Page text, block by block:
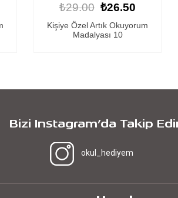
₺29.00 ₺26.50
Artık Okuyorum Madalyası 5
Bizi Instagram’da Takip
okul_hediyem